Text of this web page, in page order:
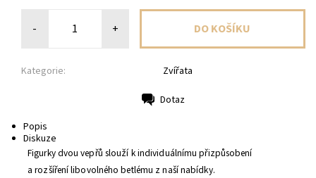
- +
Kategorie: Zvířata
Dotaz
Popis
Diskuze
Figurky dvou vepřů slouží k individuálnímu přizpůsobení
a rozšíření libovolného betlému z naší nabídky.